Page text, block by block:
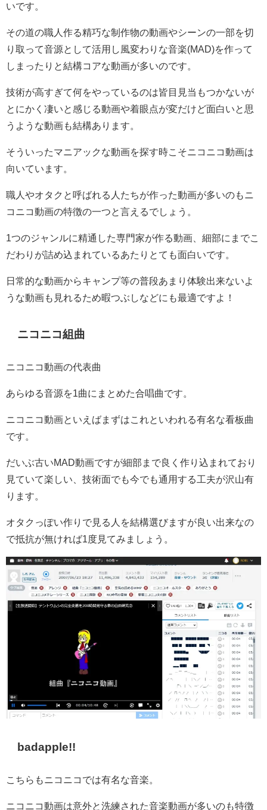
いです。
その道の職人作る精巧な制作物の動画やシーンの一部を切
り取って音源として活用し風変わりな音楽(MAD)を作って
しまったりと結構コアな動画が多いのです。
技術が高すぎて何をやっているのは皆目見当もつかないが
とにかく凄いと感じる動画や着眼点が変だけど面白いと思
うような動画も結構あります。
そういったマニアックな動画を探す時こそニコニコ動画は
向いています。
職人やオタクと呼ばれる人たちが作った動画が多いのもニ
コニコ動画の特徴の一つと言えるでしょう。
1つのジャンルに精通した専門家が作る動画、細部にまでこ
だわりが詰め込まれているあたりとても面白いです。
日常的な動画からキャンプ等の普段あまり体験出来ないよ
うな動画も見れるため暇つぶしなどにも最適ですよ！
ニコニコ組曲
ニコニコ動画の代表曲
あらゆる音源を1曲にまとめた合唱曲です。
ニコニコ動画といえばまずはこれといわれる有名な看板曲
です。
だいぶ古いMAD動画ですが細部まで良く作り込まれており
見ていて楽しい、技術面でも今でも通用する工夫が沢山有
ります。
オタクっぽい作りで見る人を結構選びますが良い出来なの
で抵抗が無ければ1度見てみましょう。
badapple!!
こちらもニコニコでは有名な音楽。
ニコニコ動画は意外と洗練された音楽動画が多いのも特徴